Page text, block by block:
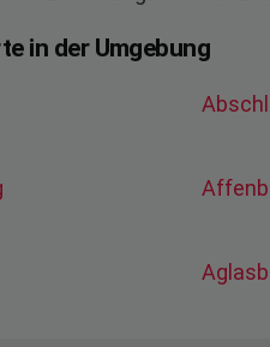
in der Umgebung